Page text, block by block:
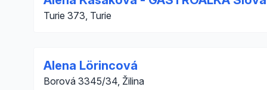
Turie 373, Turie
Alena Lörincová
Borová 3345/34, Žilina